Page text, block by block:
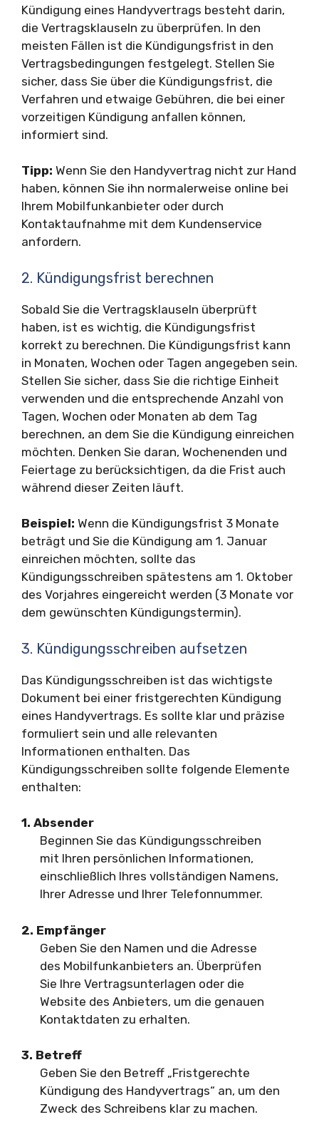
Kündigung eines Handyvertrags besteht darin,
die Vertragsklauseln zu überprüfen. In den
meisten Fällen ist die Kündigungsfrist in den
Vertragsbedingungen festgelegt. Stellen Sie
sicher, dass Sie über die Kündigungsfrist, die
Verfahren und etwaige Gebühren, die bei einer
vorzeitigen Kündigung anfallen können,
informiert sind.
Tipp: Wenn Sie den Handyvertrag nicht zur Hand
haben, können Sie ihn normalerweise online bei
Ihrem Mobilfunkanbieter oder durch
Kontaktaufnahme mit dem Kundenservice
anfordern.
2. Kündigungsfrist berechnen
Sobald Sie die Vertragsklauseln überprüft
haben, ist es wichtig, die Kündigungsfrist
korrekt zu berechnen. Die Kündigungsfrist kann
in Monaten, Wochen oder Tagen angegeben sein.
Stellen Sie sicher, dass Sie die richtige Einheit
verwenden und die entsprechende Anzahl von
Tagen, Wochen oder Monaten ab dem Tag
berechnen, an dem Sie die Kündigung einreichen
möchten. Denken Sie daran, Wochenenden und
Feiertage zu berücksichtigen, da die Frist auch
während dieser Zeiten läuft.
Beispiel: Wenn die Kündigungsfrist 3 Monate
beträgt und Sie die Kündigung am 1. Januar
einreichen möchten, sollte das
Kündigungsschreiben spätestens am 1. Oktober
des Vorjahres eingereicht werden (3 Monate vor
dem gewünschten Kündigungstermin).
3. Kündigungsschreiben aufsetzen
Das Kündigungsschreiben ist das wichtigste
Dokument bei einer fristgerechten Kündigung
eines Handyvertrags. Es sollte klar und präzise
formuliert sein und alle relevanten
Informationen enthalten. Das
Kündigungsschreiben sollte folgende Elemente
enthalten:
1. Absender
Beginnen Sie das Kündigungsschreiben
mit Ihren persönlichen Informationen,
einschließlich Ihres vollständigen Namens,
Ihrer Adresse und Ihrer Telefonnummer.
2. Empfänger
Geben Sie den Namen und die Adresse
des Mobilfunkanbieters an. Überprüfen
Sie Ihre Vertragsunterlagen oder die
Website des Anbieters, um die genauen
Kontaktdaten zu erhalten.
3. Betreff
Geben Sie den Betreff „Fristgerechte
Kündigung des Handyvertrags“ an, um den
Zweck des Schreibens klar zu machen.